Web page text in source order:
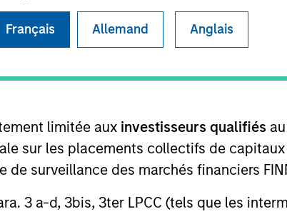
Français Allemand Anglais
limitée aux investisseurs qualifiés
sur les placements collectifs de
surveillance des marchés financiers
3 a-d, 3bis, 3ter LPCC (tels que les
Jan 2008
communications, aerospace and